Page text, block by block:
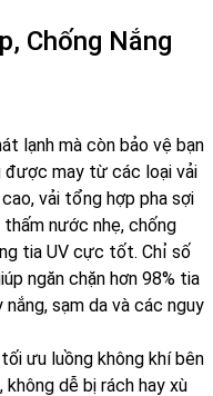
Chống Nắng
lạnh mà còn bảo vệ bạn
được may từ các loại vải
vải tổng hợp pha sợi
nước nhẹ, chống
tia UV cực tốt. Chỉ số
ngăn chặn hơn 98% tia
sạm da và các nguy
ưu luồng không khí bên
dễ bị rách hay xù